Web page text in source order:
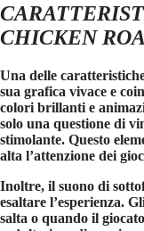
CHICKEN
Una delle
sua grafica vivace e
colori brillanti e
solo una questione di
stimolante. Questo
alta l’attenzione dei
Inoltre, il suono di
esaltare l’esperienza.
salta o quando il